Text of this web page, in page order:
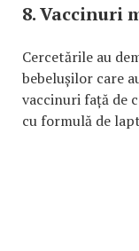
8. Vaccinuri
Cercetările au
bebelușilor care
vaccinuri față de
cu formulă de